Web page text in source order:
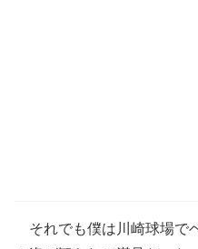
それでも僕は川崎球場で